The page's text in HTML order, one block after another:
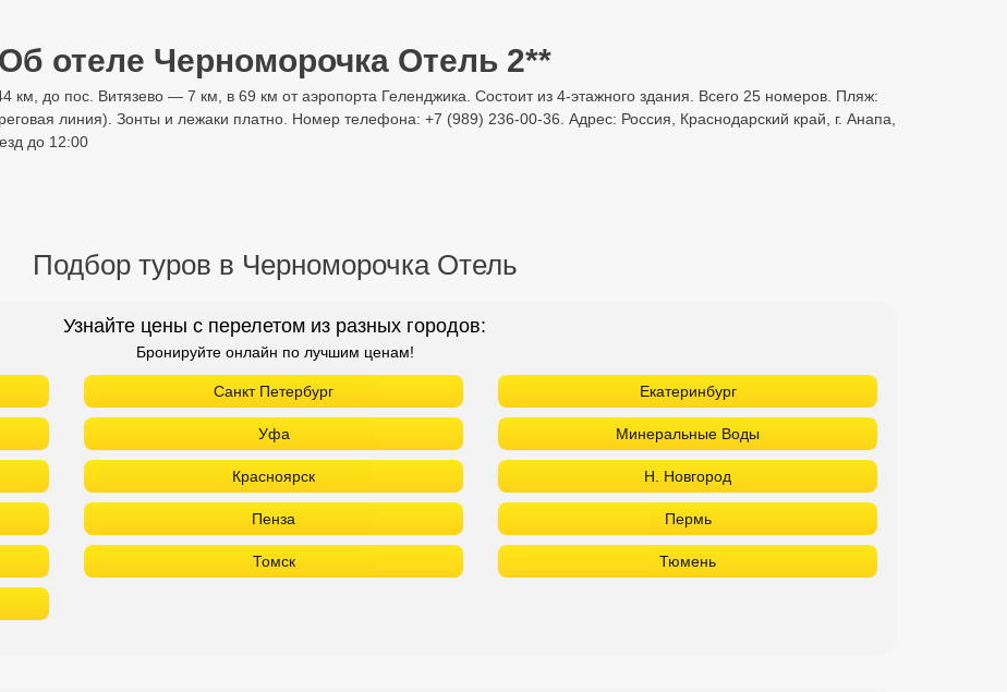
Об отеле Черноморочка Отель 2**
км, до пос. Витязево — 7 км, в 69 км от аэропорта Геленджика. Состоит из 4-этажного здания. Всего 25 номеров. Пляж:
линия). Зонты и лежаки платно. Номер телефона: +7 (989) 236-00-36. Адрес: Россия, Краснодарский край, г. Анапа,
до 12:00
Подбор туров в Черноморочка Отель
Узнайте цены с перелетом из разных городов:
Бронируйте онлайн по лучшим ценам!
Санкт Петербург Екатеринбург
Уфа Минеральные Воды
Красноярск Н. Новгород
Пенза Пермь
Томск Тюмень